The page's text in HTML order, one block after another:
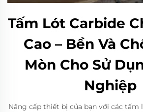
Tấm Lót Carbide
Cao – Bền Và
Mòn Cho Sử
Nghiệp
Nâng cấp thiết bị của bạn với các tấm